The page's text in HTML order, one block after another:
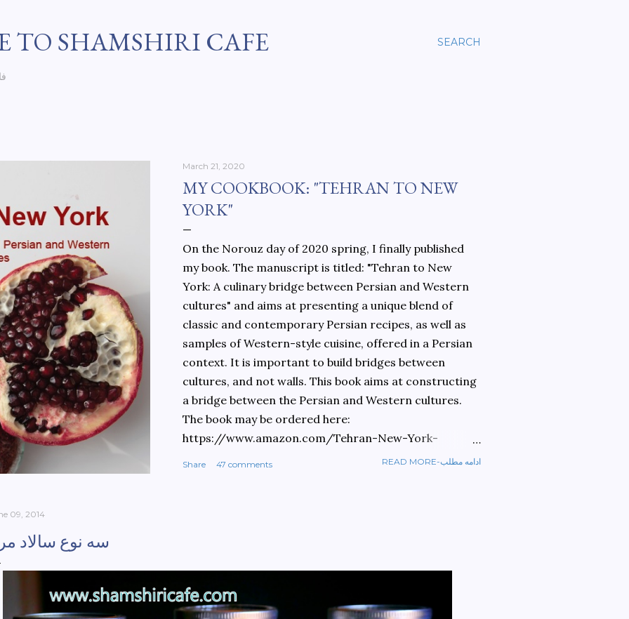
SEARCH
TO SHAMSHIRI CAFE
March 21, 2020
MY COOKBOOK: "TEHRAN TO NEW
YORK"
On the Norouz day of 2020 spring, I finally published
my book. The manuscript is titled: "Tehran to New
York: A culinary bridge between Persian and Western
cultures" and aims at presenting a unique blend of
classic and contemporary Persian recipes, as well as
samples of Western-style cuisine, offered in a Persian
context. It is important to build bridges between
cultures, and not walls. This book aims at constructing
a bridge between the Persian and Western cultures.
The book may be ordered here:
https://www.amazon.com/Tehran-New-York-
Share 47 comments READ MORE-ادامه مطلب
09, 2014
سه نوع سالاد